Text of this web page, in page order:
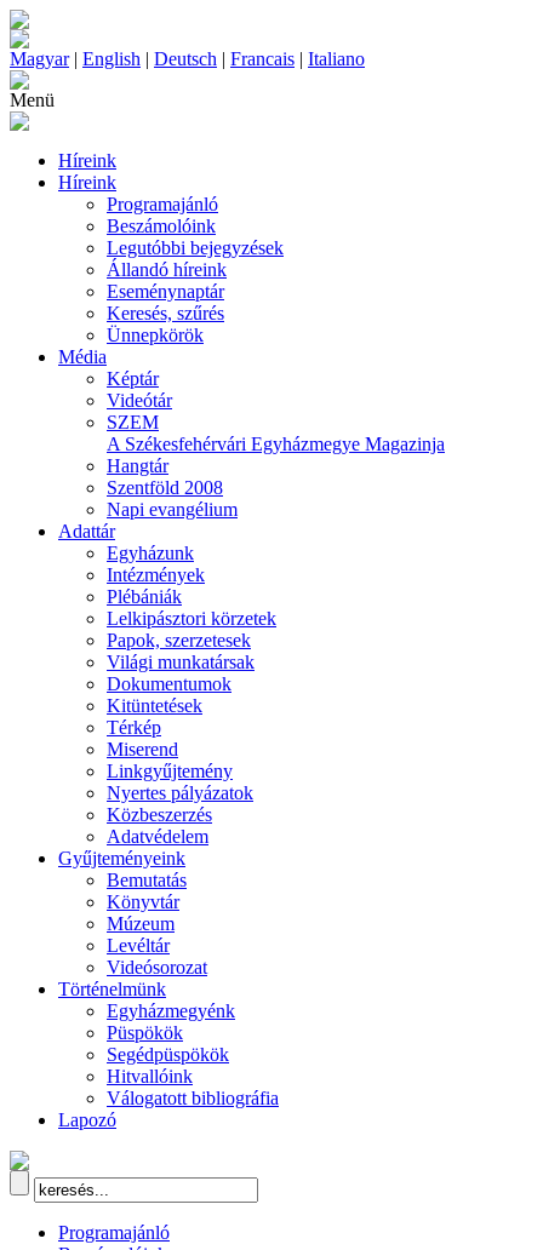
Magyar| English | Deutsch | Francais | Italiano
Menü
Híreink
Híreink
Programajánló
Beszámolóink
Legutóbbi bejegyzések
Állandó híreink
Eseménynaptár
Keresés, szűrés
Ünnepkörök
Média
Képtár
Videótár
SZEM
A Székesfehérvári Egyházmegye Magazinja
Hangtár
Szentföld 2008
Napi evangélium
Adattár
Egyházunk
Intézmények
Plébániák
Lelkipásztori körzetek
Papok, szerzetesek
Világi munkatársak
Dokumentumok
Kitüntetések
Térkép
Miserend
Linkgyűjtemény
Nyertes pályázatok
Közbeszerzés
Adatvédelem
Gyűjteményeink
Bemutatás
Könyvtár
Múzeum
Levéltár
Videósorozat
Történelmünk
Egyházmegyénk
Püspökök
Segédpüspökök
Hitvallóink
Válogatott bibliográfia
Lapozó
Programajánló